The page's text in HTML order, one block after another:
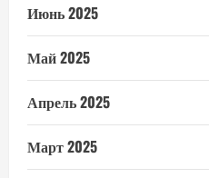
Июнь 2025
Май 2025
Апрель 2025
Март 2025